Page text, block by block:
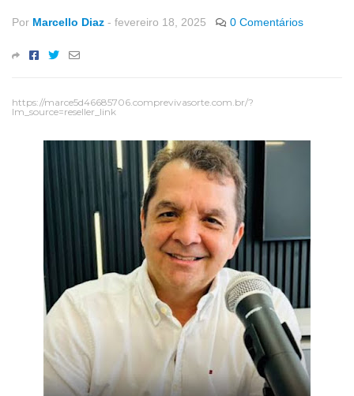
Por Marcello Diaz - fevereiro 18, 2025 0 Comentários
https://marce5d46685706.comprevivasorte.com.br/?
lm_source=reseller_link